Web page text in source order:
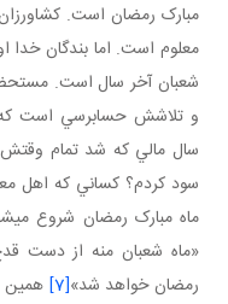
مبارک رمضان است.
معلوم است. اما بندگان خدا
شعبان آخر سال است.
و تلاشش حسابرسي است که
سال مالي که شد تمام
سود کردم؟ کساني که اهل
ماه مبارک رمضان شروع مي
«ماه شعبان منه از دست
رمضان خواهد شد»[7]
همين